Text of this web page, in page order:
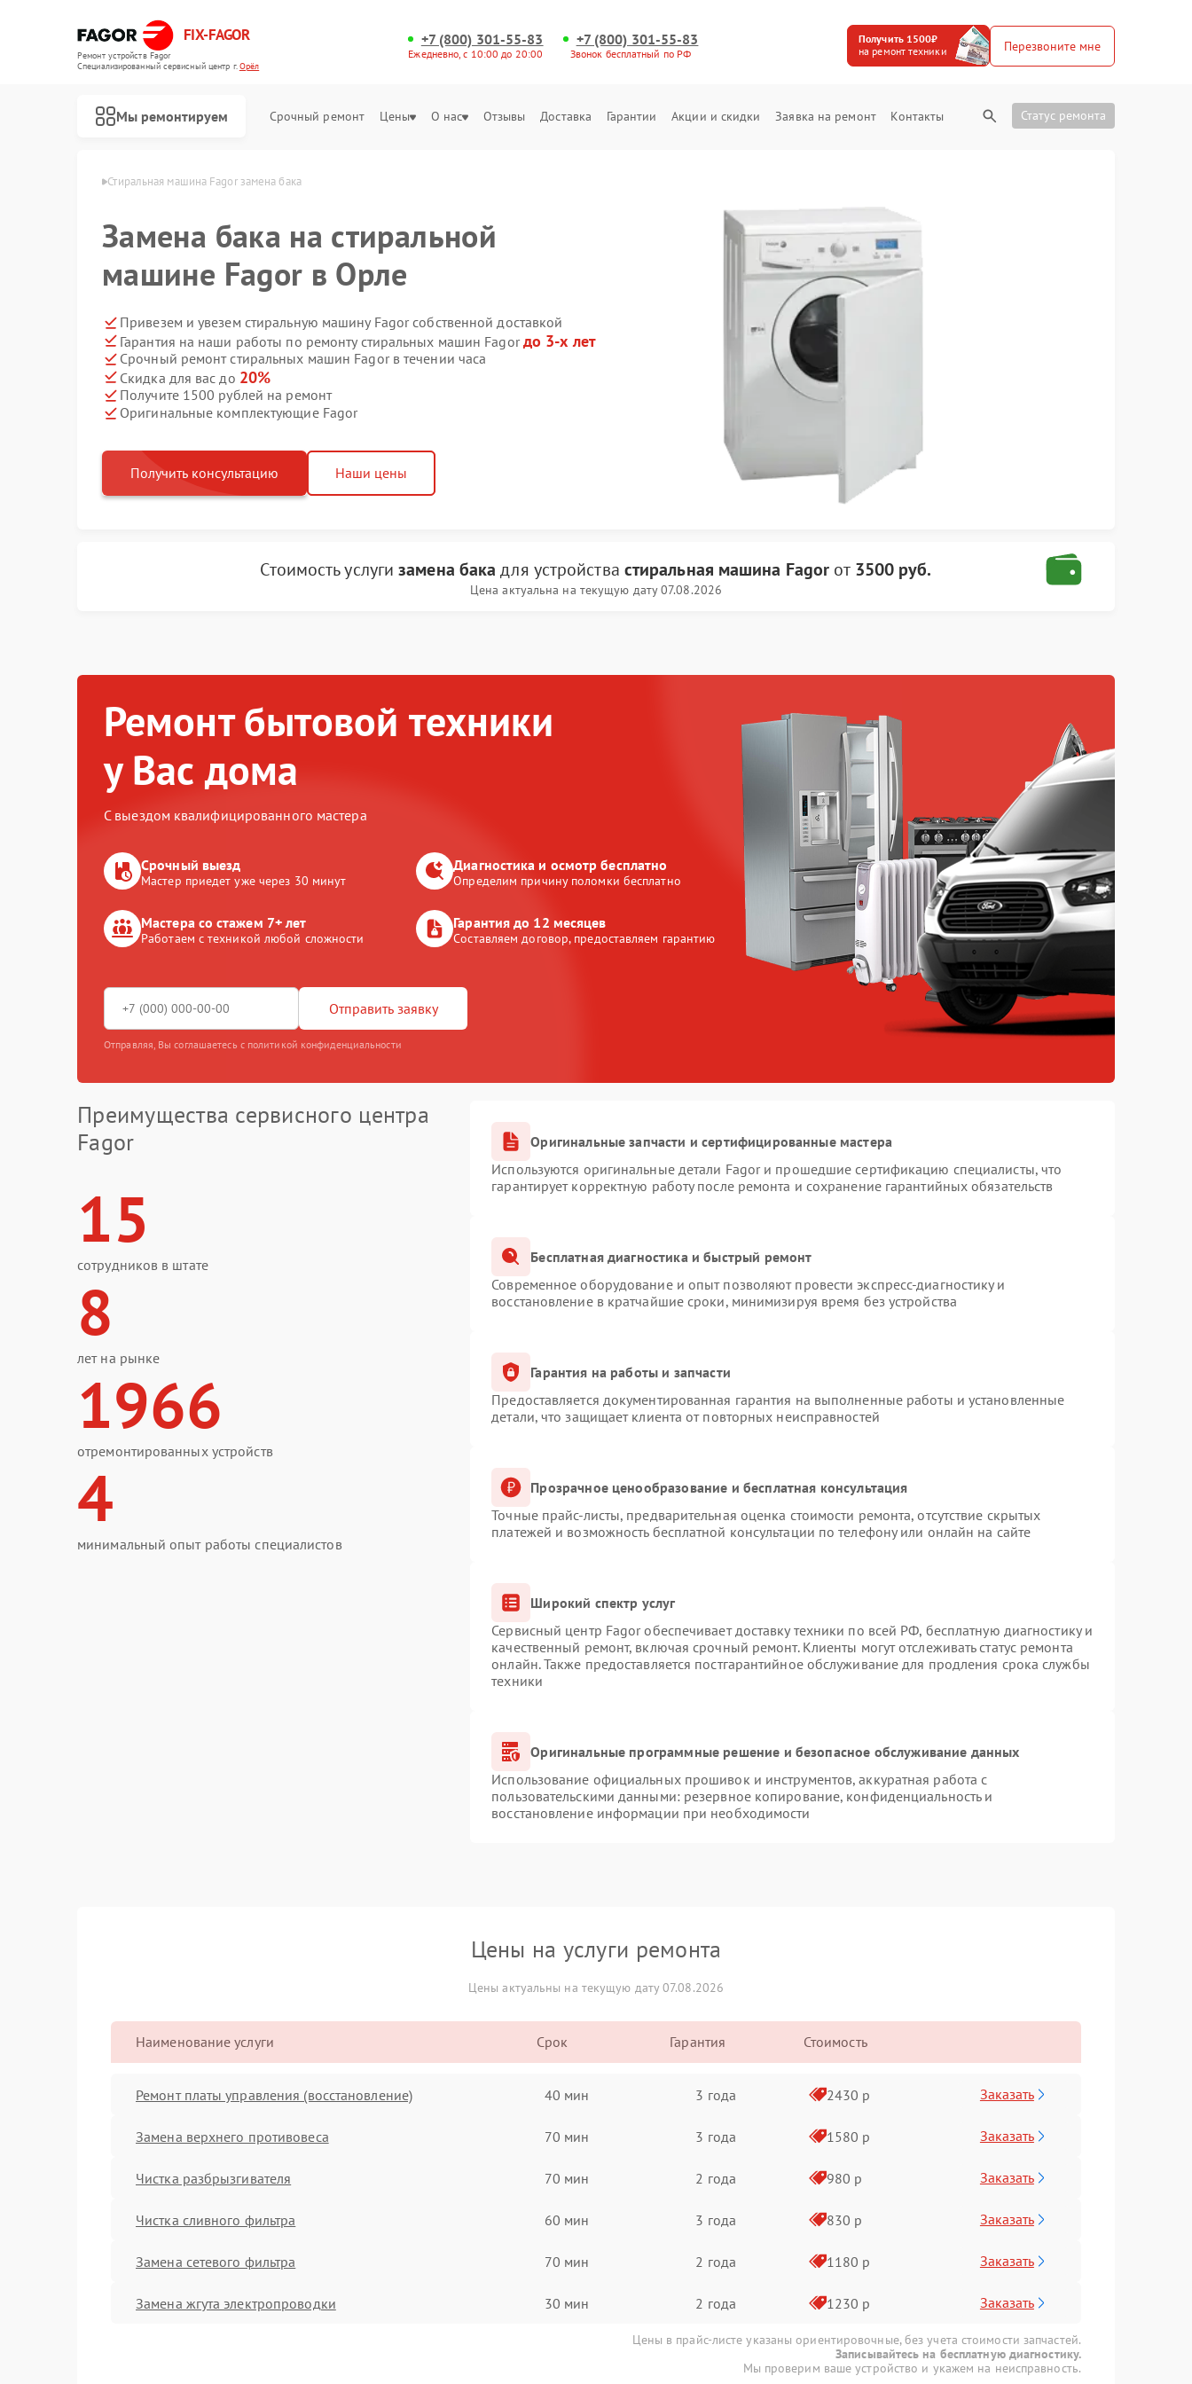
FIX-FAGOR
Ремонт устройств Fagor
Специализированный cервисный центр г.Орёл
+7 (800) 301-55-83
Ежедневно, с 10:00 до 20:00
+7 (800) 301-55-83
Звонок бесплатный по РФ
Получить 1500₽
на ремонт техники
Перезвоните мне
Мы ремонтируем Срочный ремонт Цены О нас Отзывы Доставка Гарантии Акции и скидки Заявка на ремонт Контакты Статус ремонта
Fagor в Орле Стиральная машина Fagor замена бака
Замена бака на стиральной
машине Fagor в Орле
Привезем и увезем стиральную машину Fagor собственной доставкой
Гарантия на наши работы по ремонту стиральных машин Fagorдо 3-х лет
Срочный ремонт стиральных машин Fagor в течении часа
Скидка для вас до 20%
Получите 1500 рублей на ремонт
Оригинальные комплектующие Fagor
Получить консультацию Наши цены
Стоимость услугизамена бака для устройства стиральная машина Fagor от 3500 руб.
Цена актуальна на текущую дату 07.08.2026
Ремонт бытовой техники
у Вас дома
С выездом квалифицированного мастера
Срочный выезд
Мастер приедет уже через 30 минут
Диагностика и осмотр бесплатно
Определим причину поломки бесплатно
Мастера со стажем 7+ лет
Работаем с техникой любой сложности
Гарантия до 12 месяцев
Составляем договор, предоставляем гарантию
Отправить заявку
Отправляя, Вы соглашаетесь с политикой конфиденциальности
Преимущества сервисного центра
Fagor
15
сотрудников в штате
8
лет на рынке
1966
отремонтированных устройств
4
минимальный опыт работы специалистов
Оригинальные запчасти и сертифицированные мастера
Используются оригинальные детали Fagor и прошедшие сертификацию специалисты, что
гарантирует корректную работу после ремонта и сохранение гарантийных обязательств
Бесплатная диагностика и быстрый ремонт
Современное оборудование и опыт позволяют провести экспресс-диагностику и
восстановление в кратчайшие сроки, минимизируя время без устройства
Гарантия на работы и запчасти
Предоставляется документированная гарантия на выполненные работы и установленные
детали, что защищает клиента от повторных неисправностей
Прозрачное ценообразование и бесплатная консультация
Точные прайс-листы, предварительная оценка стоимости ремонта, отсутствие скрытых
платежей и возможность бесплатной консультации по телефону или онлайн на сайте
Широкий спектр услуг
Сервисный центр Fagor обеспечивает доставку техники по всей РФ, бесплатную диагностику и
качественный ремонт, включая срочный ремонт. Клиенты могут отслеживать статус ремонта
онлайн. Также предоставляется постгарантийное обслуживание для продления срока службы
техники
Оригинальные программные решение и безопасное обслуживание данных
Использование официальных прошивок и инструментов, аккуратная работа с
пользовательскими данными: резервное копирование, конфиденциальность и
восстановление информации при необходимости
Цены на услуги ремонта
Цены актуальны на текущую дату 07.08.2026
Наименование услуги Срок Гарантия Стоимость
Ремонт платы управления (восстановление) 40 мин 3 года 2430 р Заказать
Замена верхнего противовеса 70 мин 3 года 1580 р Заказать
Чистка разбрызгивателя 70 мин 2 года 980 р Заказать
Чистка сливного фильтра 60 мин 3 года 830 р Заказать
Замена сетевого фильтра 70 мин 2 года 1180 р Заказать
Замена жгута электропроводки 30 мин 2 года 1230 р Заказать
Цены в прайс-листе указаны ориентировочные, без учета стоимости запчастей.
Записывайтесь на бесплатную диагностику.
Мы проверим ваше устройство и укажем на неисправность.